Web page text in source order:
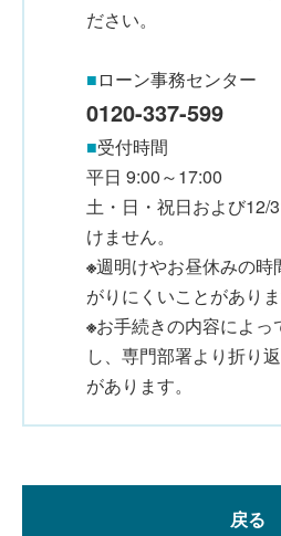
ださい。
■ローン事務センター
0120-337-599
■受付時間
平日 9:00～17:00
土・日・祝日および12/
けません。
※週明けやお昼休みの
がりにくいことがありま
※お手続きの内容によ
し、専門部署より折り
があります。
戻る